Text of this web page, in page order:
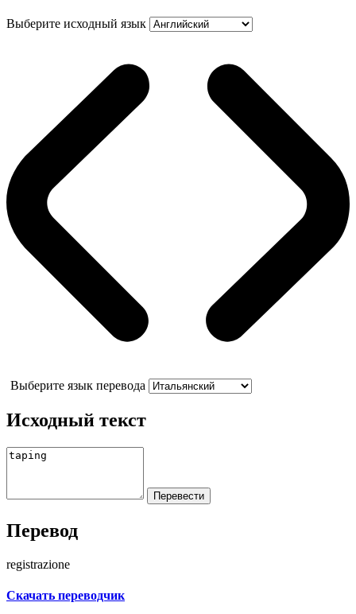
Выберите исходный язык
Выберите язык перевода
Исходный текст
Перевод
registrazione
Скачать переводчик